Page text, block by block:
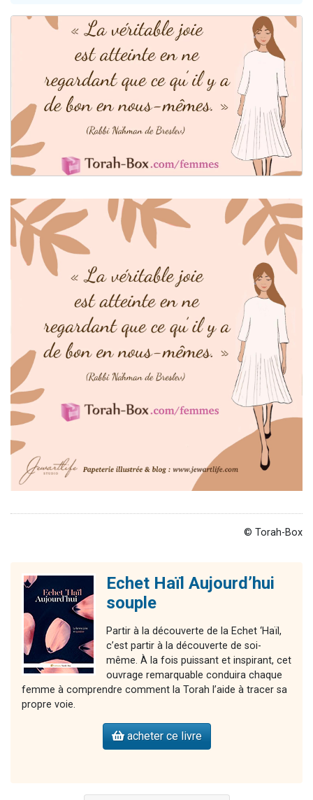
11 personnes viennent de demander une bénédiction
Il reste 49 places pour étudier en groupe sur Zoom
2 personnes viennent de nous rejoindre sur WhatsApp
© Torah-Box
Echet Haïl Aujourd’hui
souple
Partir à la découverte de la Echet ‘Haïl,
c’est partir à la découverte de soi-
même. À la fois puissant et inspirant, cet
ouvrage remarquable conduira chaque
femme à comprendre comment la Torah l’aide à tracer sa
propre voie.
acheter ce livre